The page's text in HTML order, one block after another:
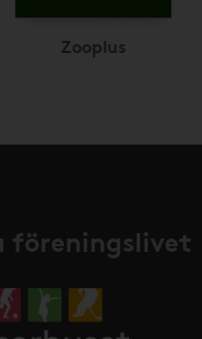
Zooplus
föreningslivet